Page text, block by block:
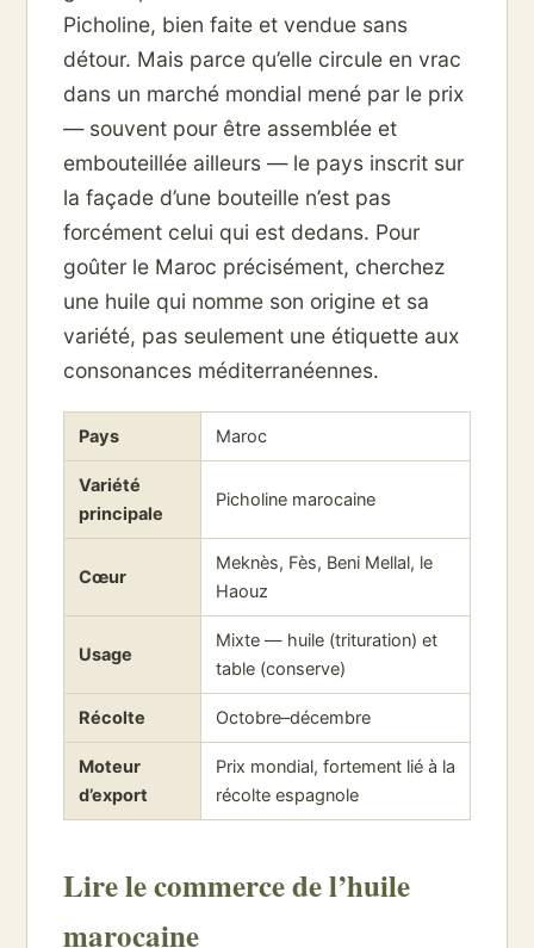
Picholine, bien faite et vendue sans
détour. Mais parce qu’elle circule en vrac
dans un marché mondial mené par le prix
— souvent pour être assemblée et
embouteillée ailleurs — le pays inscrit sur
la façade d’une bouteille n’est pas
forcément celui qui est dedans. Pour
goûter le Maroc précisément, cherchez
une huile qui nomme son origine et sa
variété, pas seulement une étiquette aux
consonances méditerranéennes.
Pays Maroc
Variété
principale
Picholine marocaine
Cœur
Meknès, Fès, Beni Mellal, le
Haouz
Usage
Mixte — huile (trituration) et
table (conserve)
Récolte Octobre–décembre
Moteur
d’export
Prix mondial, fortement lié à la
récolte espagnole
Lire le commerce de l’huile
marocaine